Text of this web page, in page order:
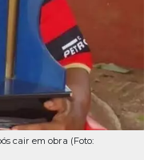
cair em obra (Foto: